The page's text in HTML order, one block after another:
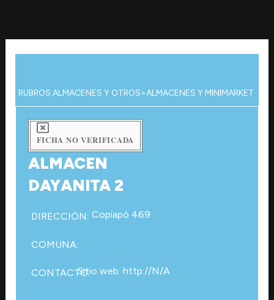
contenido
RUBROS:ALMACENES Y OTROS>ALMACENES Y MINIMARKET
FICHA NO VERIFICADA
ALMACEN
DAYANITA 2
DIRECCIÓN: Copiapó 469
COMUNA:
CONTACTO:Sitio web: http://N/A